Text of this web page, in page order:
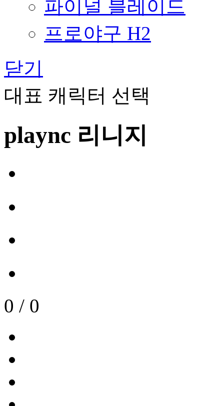
파이널 블레이드
프로야구 H2
닫기
대표 캐릭터 선택
plaync 리니지
0 / 0